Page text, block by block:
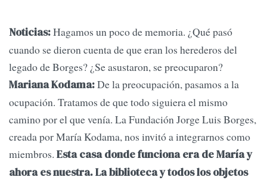
Noticias:Hagamos un poco de memoria. ¿Qué pasó
cuando se dieron cuenta de que eran los herederos del
legado de Borges? ¿Se asustaron, se preocuparon?
Mariana Kodama:De la preocupación, pasamos a la
ocupación. Tratamos de que todo siguiera el mismo
camino por el que venía. La Fundación Jorge Luis Borges,
creada por María Kodama, nos invitó a integrarnos como
miembros. Esta casa donde funciona era de María y
ahora es nuestra. La biblioteca y todos los objetos